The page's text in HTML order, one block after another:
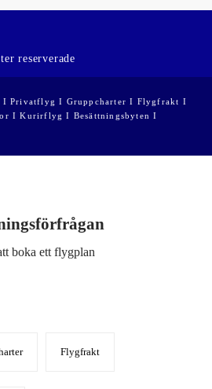
reserverade
I Privatflyg I Gruppcharter I Flygfrakt I
I Kurirflyg I Besättningsbyten I
boka ett flygplan
Flygfrakt